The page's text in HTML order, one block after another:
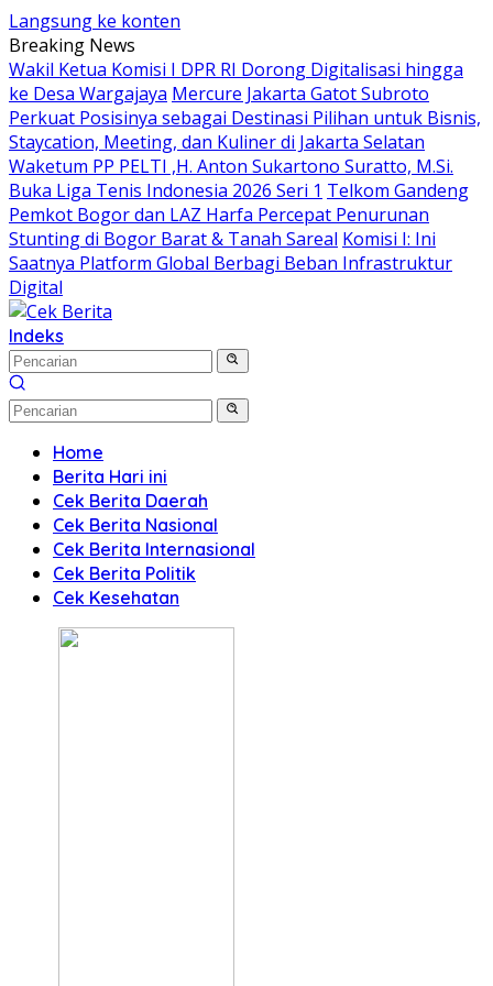
Langsung ke konten
Breaking News
Wakil Ketua Komisi I DPR RI Dorong Digitalisasi hingga
ke Desa Wargajaya Mercure Jakarta Gatot Subroto
Perkuat Posisinya sebagai Destinasi Pilihan untuk Bisnis,
Staycation, Meeting, dan Kuliner di Jakarta Selatan
Waketum PP PELTI ,H. Anton Sukartono Suratto, M.Si.
Buka Liga Tenis Indonesia 2026 Seri 1 Telkom Gandeng
Pemkot Bogor dan LAZ Harfa Percepat Penurunan
Stunting di Bogor Barat & Tanah Sareal Komisi I: Ini
Saatnya Platform Global Berbagi Beban Infrastruktur
Digital
Indeks
Home
Berita Hari ini
Cek Berita Daerah
Cek Berita Nasional
Cek Berita Internasional
Cek Berita Politik
Cek Kesehatan